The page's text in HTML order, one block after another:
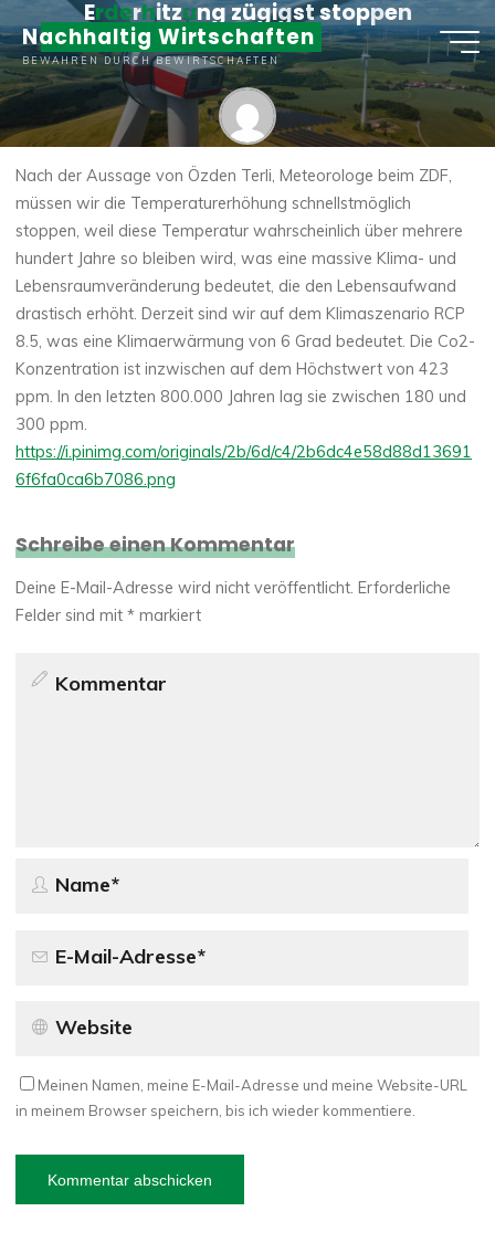
Inhalt
springen
Nachhaltig Wirtschaften
BEWAHREN DURCH BEWIRTSCHAFTEN
Erderhitzungzügigststoppen
14. APRIL 2023
Matthias Boller
Nach der Aussage von Özden Terli, Meteorologe beim ZDF,
müssen wir die Temperaturerhöhung schnellstmöglich
stoppen, weil diese Temperatur wahrscheinlich über mehrere
hundert Jahre so bleiben wird, was eine massive Klima- und
Lebensraumveränderung bedeutet, die den Lebensaufwand
drastisch erhöht. Derzeit sind wir auf dem Klimaszenario RCP
8.5, was eine Klimaerwärmung von 6 Grad bedeutet. Die Co2-
Konzentration ist inzwischen auf dem Höchstwert von 423
ppm. In den letzten 800.000 Jahren lag sie zwischen 180 und
300 ppm.
https://i.pinimg.com/originals/2b/6d/c4/2b6dc4e58d88d13691
6f6fa0ca6b7086.png
Schreibe einen Kommentar
Deine E-Mail-Adresse wird nicht veröffentlicht. Erforderliche
Felder sind mit* markiert
Meinen Namen, meine E-Mail-Adresse und meine Website-URL
in meinem Browser speichern, bis ich wieder kommentiere.